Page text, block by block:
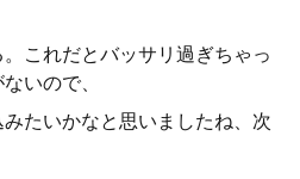
これだとバッサリ過ぎちゃっ
いので、
たいかなと思いましたね、次